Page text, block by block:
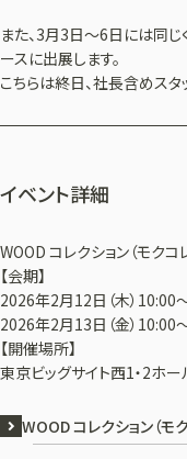
また、3月3日～6日には同じ
ースに出展します。
こちらは終日、社長含めスタ
イベント詳細
WOOD コレクション（モクコレ
【会期】
2026年2月12日（木）10:00
2026年2月13日（金）10:00
【開催場所】
東京ビッグサイト西1・2ホー
WOOD コレクション（モク